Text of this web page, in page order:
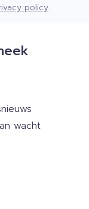
policy.
wacht